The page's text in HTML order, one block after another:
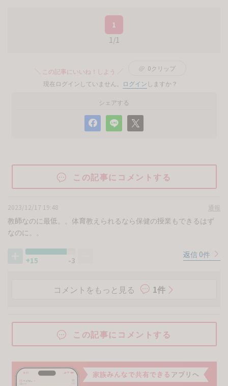
1
1/1
＼ この記事にいいね！しよう ／ 0クリップ
現在ログインしていません。
ログイン しますか？
シェアする
この記事にコメントする
2023/12/17 19:48 通報
教師なのに最低。。体育教えられるなら保健の授業もできるはず
なのに。。
+15 -3
返信 0件
コメントをもっと見る 1件
この記事にコメントする